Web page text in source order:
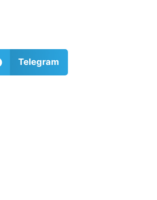
Telegram